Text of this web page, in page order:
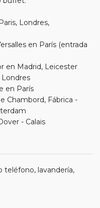
Londres,
en París (entrada
en Madrid, Leicester
en París
Chambord, Fábrica -
- Calais
teléfono, lavandería,